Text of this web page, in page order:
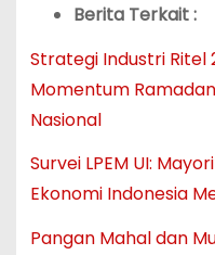
Berita Terkait :
Strategi Industri Ritel
Momentum
Nasional
Survei LPEM UI:
Ekonomi Indonesia
Pangan Mahal dan